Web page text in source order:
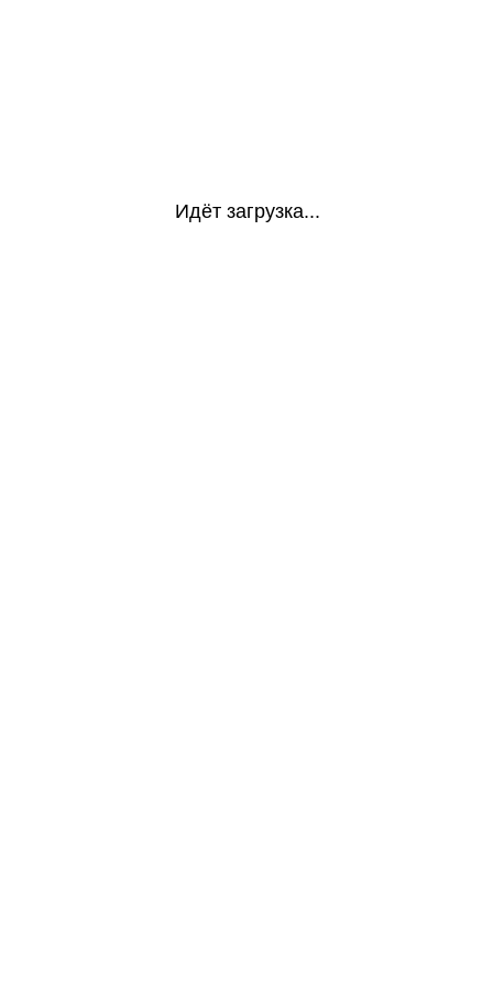
Идёт загрузка...